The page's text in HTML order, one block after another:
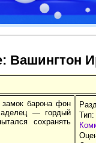
Вашингтон
барона фон
— гордый
сохранять